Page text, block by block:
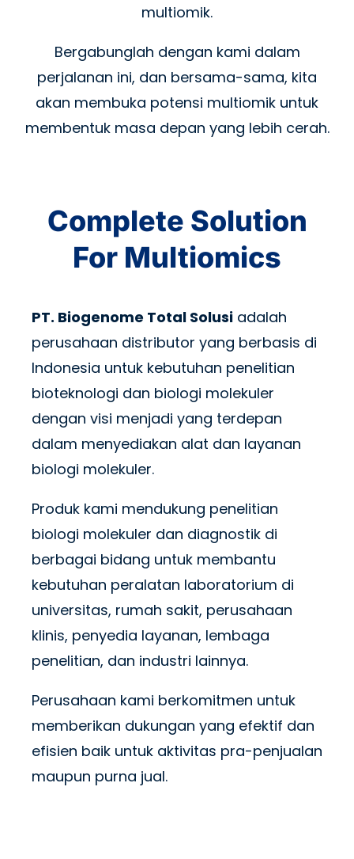
multiomik.
Bergabunglah dengan kami dalam
perjalanan ini, dan bersama-sama, kita
akan membuka potensi multiomik untuk
membentuk masa depan yang lebih cerah.
Complete Solution
For Multiomics
PT. Biogenome Total Solusi adalah
perusahaan distributor yang berbasis di
Indonesia untuk kebutuhan penelitian
bioteknologi dan biologi molekuler
dengan visi menjadi yang terdepan
dalam menyediakan alat dan layanan
biologi molekuler.
Produk kami mendukung penelitian
biologi molekuler dan diagnostik di
berbagai bidang untuk membantu
kebutuhan peralatan laboratorium di
universitas, rumah sakit, perusahaan
klinis, penyedia layanan, lembaga
penelitian, dan industri lainnya.
Perusahaan kami berkomitmen untuk
memberikan dukungan yang efektif dan
efisien baik untuk aktivitas pra-penjualan
maupun purna jual.